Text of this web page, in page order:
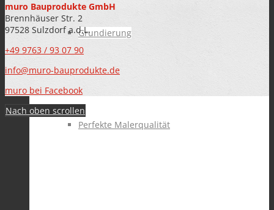
Grundierung
Perfekte Malerqualität
muro Bauprodukte GmbH
Brennhäuser Str. 2
97528 Sulzdorf a.d.L.
+49 9763 / 93 07 90
info@muro-bauprodukte.de
muro bei Facebook
Nach oben scrollen